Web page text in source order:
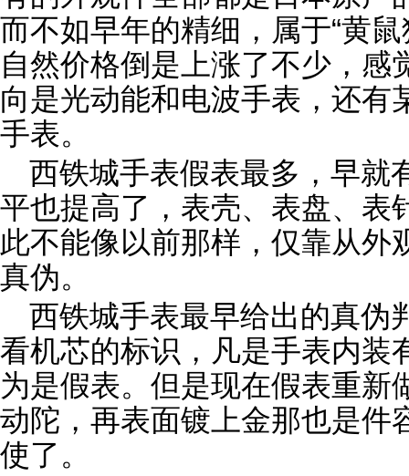
而不如早年的精细，属于“黄
自然价格倒是上涨了不少，感
向是光动能和电波手表，还有
手表。
西铁城手表假表最多，早就
平也提高了，表壳、表盘、表
此不能像以前那样，仅靠从外
真伪。
西铁城手表最早给出的真伪
看机芯的标识，凡是手表内装
为是假表。但是现在假表重新
动陀，再表面镀上金那也是件
使了。